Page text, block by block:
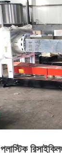
প্লাস্টিক